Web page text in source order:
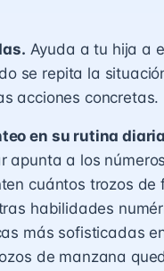
Ayuda a tu hija a
se repita la
acciones concretas.
en su rutina
apunta a los
cuántos trozos de
habilidades
más sofisticadas
de manzana